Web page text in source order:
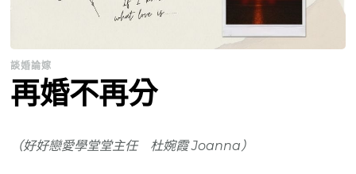
談婚論嫁
再婚不再分
（好好戀愛學堂堂主任 杜婉霞 Joanna）